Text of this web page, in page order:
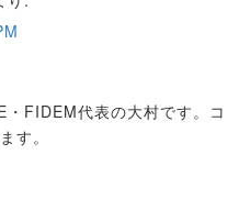
FIDEM代表の大村です。コ
す。